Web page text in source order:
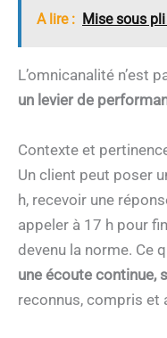
A lire : Mise sous
L’omnicanalité n’est
un levier de
Contexte et
Un client peut poser
h, recevoir une
appeler à 17 h pour
devenu la norme. Ce
une écoute continue,
reconnus, compris et